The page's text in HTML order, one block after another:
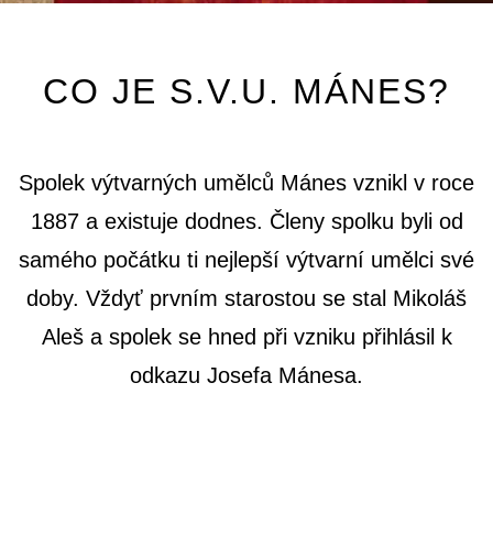
CO JE S.V.U. MÁNES?
Spolek výtvarných umělců Mánes vznikl v roce
1887 a existuje dodnes. Členy spolku byli od
samého počátku ti nejlepší výtvarní umělci své
doby. Vždyť prvním starostou se stal Mikoláš
Aleš a spolek se hned při vzniku přihlásil k
odkazu Josefa Mánesa.